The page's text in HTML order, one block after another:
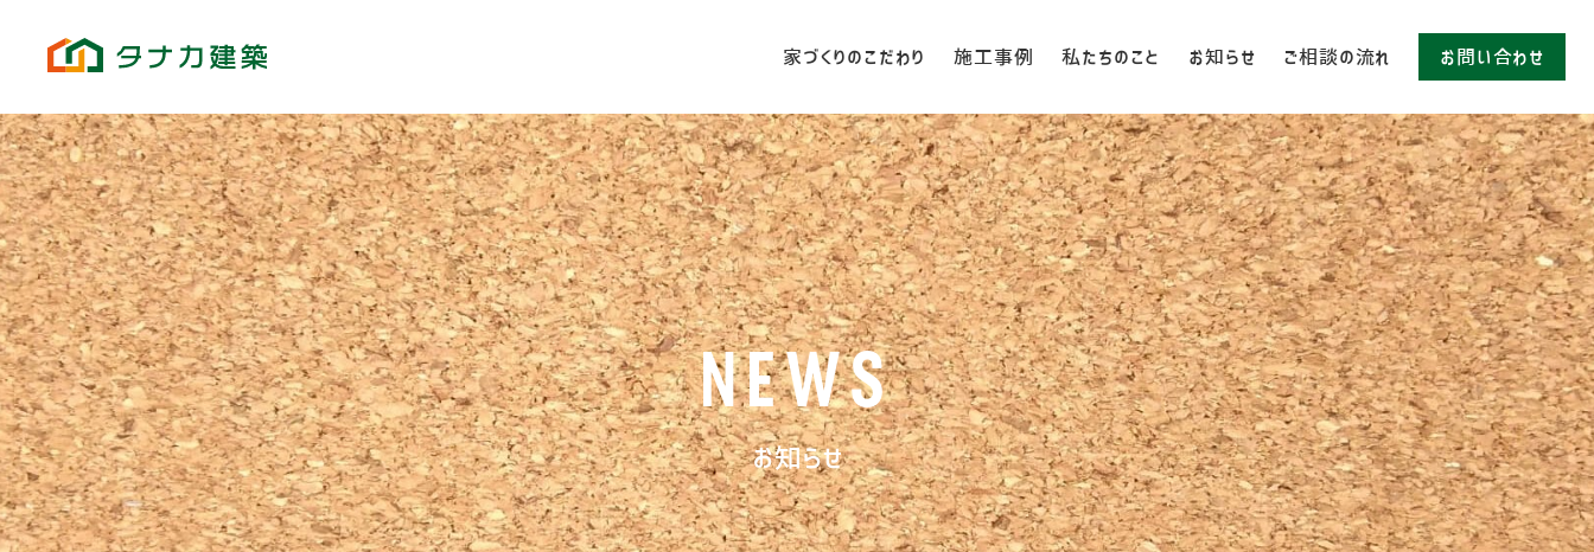
家づくりのこだわり 施工事例 私たちのこと お知らせ ご相談の流れ お問い合わせ
NEWS
お知らせ